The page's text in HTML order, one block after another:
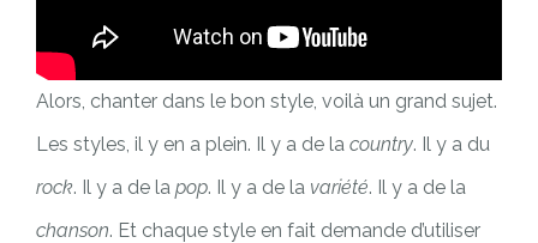
Alors, chanter dans le bon style, voilà un grand sujet.
Les styles, il y en a plein. Il y a de la country. Il y a du
rock. Il y a de la pop. Il y a de la variété. Il y a de la
chanson. Et chaque style en fait demande d’utiliser